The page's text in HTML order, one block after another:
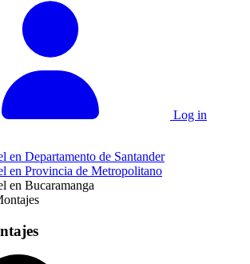
Log in
en Departamento de Santander
en Provincia de Metropolitano
en Bucaramanga